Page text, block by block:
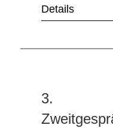
Details
3.